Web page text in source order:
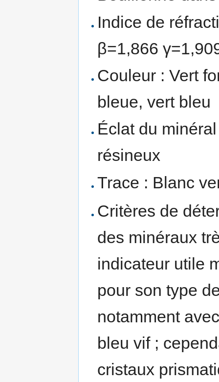
Indice de
β=1,866
Couleur : Vert
bleue, vert bleu
Éclat du
résineux
Trace : Blanc
Critères de
des minéraux
indicateur utile
pour son type
notamment
bleu vif ;
cristaux